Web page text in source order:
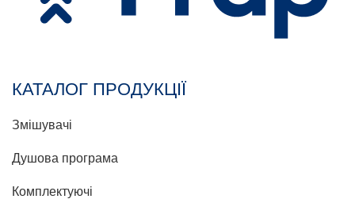
КАТАЛОГ ПРОДУКЦІЇ
Змішувачі
Душова програма
Комплектуючі